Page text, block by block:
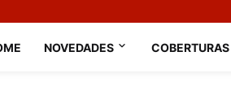
NOVEDADES COBERTURAS